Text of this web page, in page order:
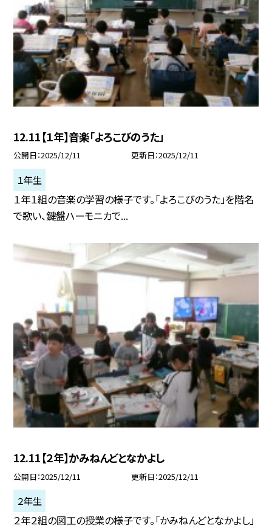
12.11【１年】音楽「よろこびのうた」
公開日 2025/12/11 更新日 2025/12/11
１年生
１年１組の音楽の学習の様子です。「よろこびのうた」を階名
で歌い、鍵盤ハーモニカで...
12.11【２年】かみねんどとなかよし
公開日 2025/12/11 更新日 2025/12/11
２年生
２年２組の図工の授業の様子です。「かみねんどとなかよし」